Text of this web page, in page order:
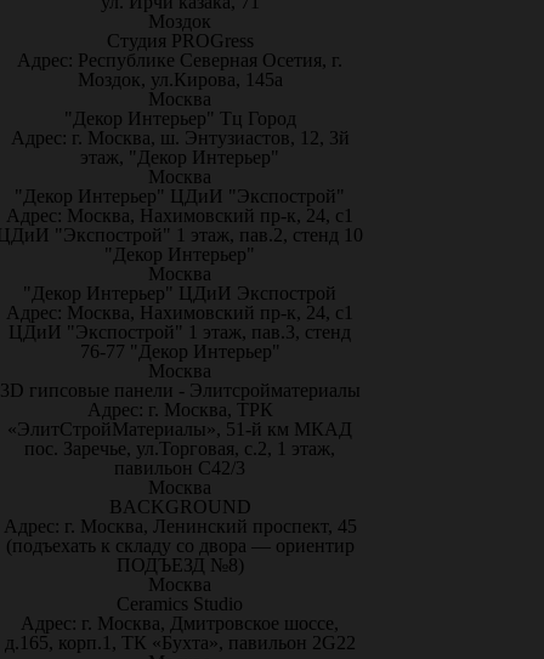
Моздок
Студия PROGress
Адрес: Республике Северная Осетия, г.
Моздок, ул.Кирова, 145а
Москва
"Декор Интерьер" Тц Город
Адрес: г. Москва, ш. Энтузиастов, 12, 3й
этаж, "Декор Интерьер"
Москва
"Декор Интерьер" ЦДиИ "Экспострой"
Адрес: Москва, Нахимовский пр-к, 24, с1
"Экспострой" 1 этаж, пав.2, стенд 10
"Декор Интерьер"
Москва
"Декор Интерьер" ЦДиИ Экспострой
Адрес: Москва, Нахимовский пр-к, 24, с1
ЦДиИ "Экспострой" 1 этаж, пав.3, стенд
76-77 "Декор Интерьер"
Москва
3D гипсовые панели - Элитсройматериалы
Адрес: г. Москва, ТРК
«ЭлитСтройМатериалы», 51-й км МКАД
пос. Заречье, ул.Торговая, с.2, 1 этаж,
павильон С42/3
Москва
BACKGROUND
Адрес: г. Москва, Ленинский проспект, 45
(подъехать к складу со двора — ориентир
ПОДЪЕЗД №8)
Москва
Ceramics Studio
Адрес: г. Москва, Дмитровское шоссе,
д.165, корп.1, ТК «Бухта», павильон 2G22